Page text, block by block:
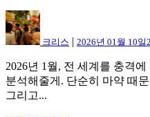
크리스 | 2026년 01월 10일
2026년 1월, 전 세계를 충격
분석해줄게. 단순히 마약 때
그리고...